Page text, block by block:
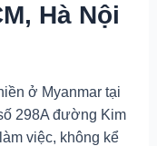
Hà Nội
ở Myanmar tại
298A đường Kim
việc, không kể